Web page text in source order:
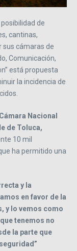
de
cantinas,
sus cámaras de
Comunicación,
está propuesta
la incidencia de
Nacional
de Toluca,
10 mil
ha permitido una
y la
en favor de la
y lo vemos como
tenemos no
la parte que